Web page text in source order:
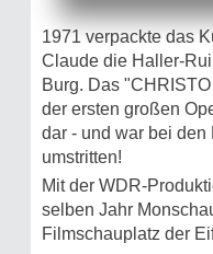
1971 verpackte das
Claude die Haller-
Burg. Das
der ersten großen
dar - und war bei
umstritten!
Mit der WDR-
selben Jahr
Filmschauplatz der